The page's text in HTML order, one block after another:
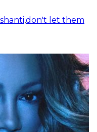
,don't let them